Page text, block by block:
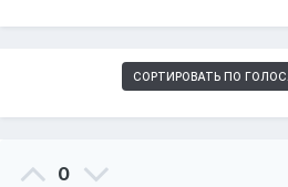
СОРТИРОВАТЬ ПО
0